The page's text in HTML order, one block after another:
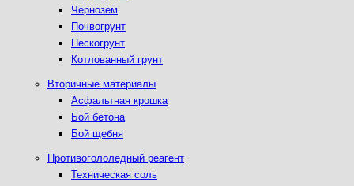
Чернозем
Почвогрунт
Пескогрунт
Котлованный грунт
Вторичные материалы
Асфальтная крошка
Бой бетона
Бой щебня
Противогололедный реагент
Техническая соль